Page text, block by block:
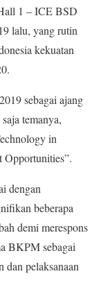
1 – ICE BSD
lalu, yang rutin
kekuatan
sebagai ajang
temanya,
in
Opportunities”.
dengan
beberapa
demi merespons
BKPM sebagai
dan pelaksanaan